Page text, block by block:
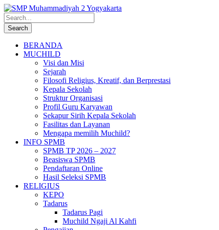
BERANDA
MUCHILD
Visi dan Misi
Sejarah
Filosofi Religius, Kreatif, dan Berprestasi
Kepala Sekolah
Struktur Organisasi
Profil Guru Karyawan
Sekapur Sirih Kepala Sekolah
Fasilitas dan Layanan
Mengapa memilih Muchild?
INFO SPMB
SPMB TP 2026 – 2027
Beasiswa SPMB
Pendaftaran Online
Hasil Seleksi SPMB
RELIGIUS
KEPO
Tadarus
Tadarus Pagi
Muchild Ngaji Al Kahfi